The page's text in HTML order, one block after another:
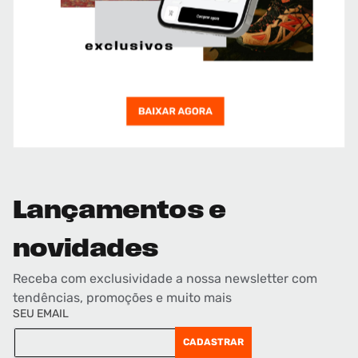
Lançamentos e
novidades
Receba com exclusividade a nossa newsletter com
tendências, promoções e muito mais
SEU EMAIL
CADASTRAR